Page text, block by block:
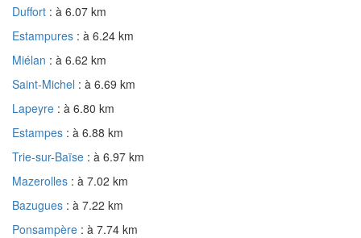
Duffort : à 6.07 km
Estampures : à 6.24 km
Miélan : à 6.62 km
Saint-Michel : à 6.69 km
Lapeyre : à 6.80 km
Estampes : à 6.88 km
Trie-sur-Baïse : à 6.97 km
Mazerolles : à 7.02 km
Bazugues : à 7.22 km
Ponsampère : à 7.74 km